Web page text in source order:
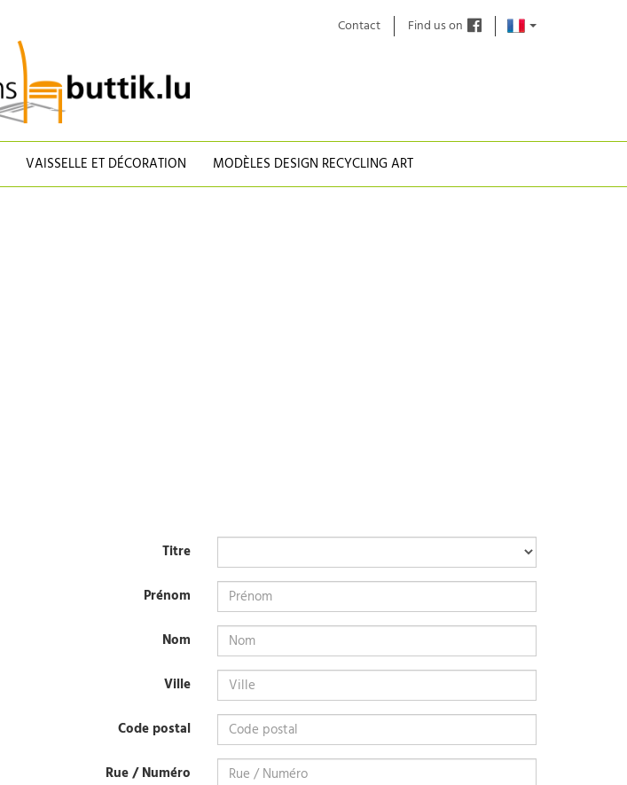
Contact Find us on
VAISSELLE ET DÉCORATION MODÈLES DESIGN RECYCLING ART
Titre
Prénom
Nom
Ville
Code postal
Rue / Numéro